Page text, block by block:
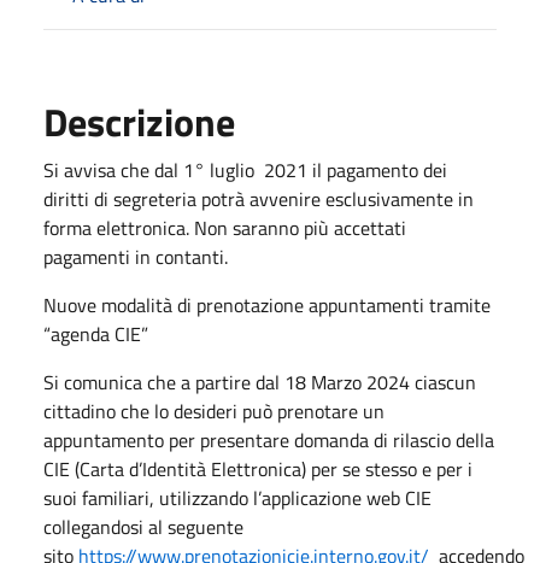
Descrizione
Si avvisa che dal 1° luglio 2021 il pagamento dei
diritti di segreteria potrà avvenire esclusivamente in
forma elettronica. Non saranno più accettati
pagamenti in contanti.
Nuove modalità di prenotazione appuntamenti tramite
“agenda CIE”
Si comunica che a partire dal 18 Marzo 2024 ciascun
cittadino che lo desideri può prenotare un
appuntamento per presentare domanda di rilascio della
CIE (Carta d’Identità Elettronica) per se stesso e per i
suoi familiari, utilizzando l’applicazione web CIE
collegandosi al seguente
sito https://www.prenotazionicie.interno.gov.it/ accedendo